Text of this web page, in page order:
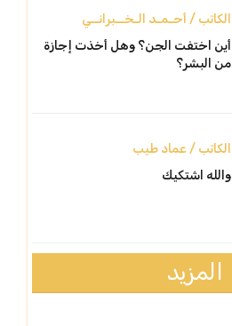
الكاتب / أحـمـد الـخــبرانــي
أين اختفت الجن؟ وهل أخذت إجازة
من البشر؟
الكاتب / عماد طيب
والله اشتكيك
المزيد